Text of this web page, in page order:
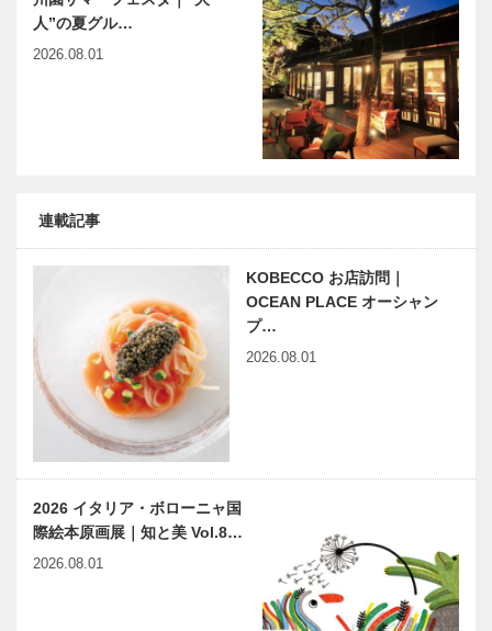
人”の夏グル…
2026.08.01
連載記事
KOBECCO お店訪問｜
OCEAN PLACE オーシャン
プ…
2026.08.01
2026 イタリア・ボローニャ国
際絵本原画展｜知と美 Vol.8…
2026.08.01